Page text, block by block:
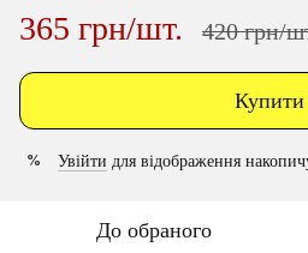
365 грн/шт. 420 грн/
Купити
% Увійти для відображення
До обраного